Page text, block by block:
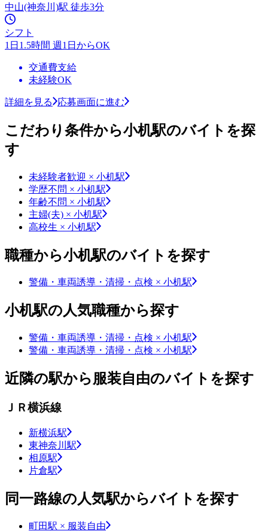
中山(神奈川)駅 徒歩3分
シフト
1日1.5時間 週1日からOK
交通費支給
未経験OK
詳細を見る 応募画面に進む
こだわり条件から小机駅のバイトを探
す
未経験者歓迎 × 小机駅
学歴不問 × 小机駅
年齢不問 × 小机駅
主婦(夫) × 小机駅
高校生 × 小机駅
職種から小机駅のバイトを探す
警備・車両誘導・清掃・点検 × 小机駅
小机駅の人気職種から探す
警備・車両誘導・清掃・点検 × 小机駅
警備・車両誘導・清掃・点検 × 小机駅
近隣の駅から服装自由のバイトを探す
ＪＲ横浜線
新横浜駅
東神奈川駅
相原駅
片倉駅
同一路線の人気駅からバイトを探す
町田駅 × 服装自由